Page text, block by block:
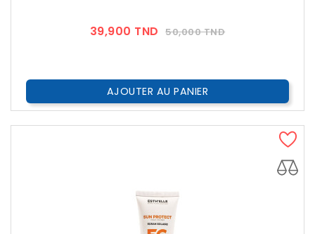
39,900 TND Prix
50,000 TNDPrix
AJOUTER AU PANIER